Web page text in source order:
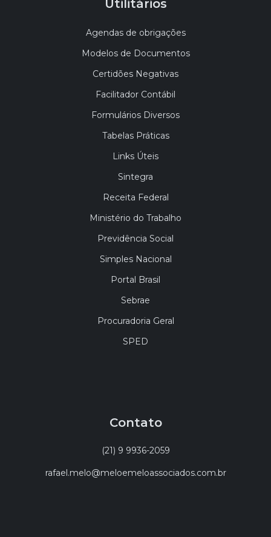
Utilitários
Agendas de obrigações
Modelos de Documentos
Certidões Negativas
Facilitador Contábil
Formulários Diversos
Tabelas Práticas
Links Úteis
Sintegra
Receita Federal
Ministério do Trabalho
Previdência Social
Simples Nacional
Portal Brasil
Sebrae
Procuradoria Geral
SPED
Contato
(21) 9 9936-2059
rafael.melo@meloemeloassociados.com.br